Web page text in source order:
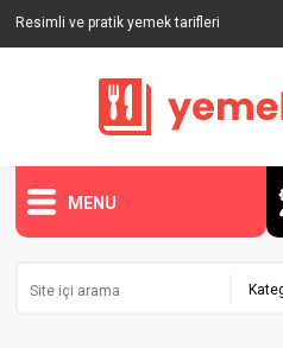
Resimli ve pratik yemek tarifleri
MENU